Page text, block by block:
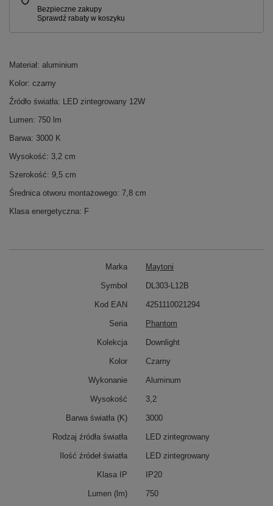
Materiał: aluminium
Kolor: czarny
Źródło światła: LED zintegrowany 12W
Lumen: 750 lm
Barwa: 3000 K
Wysokość: 3,2 cm
Szerokość: 9,5 cm
Średnica otworu montażowego: 7,8 cm
Klasa energetyczna: F
Marka Maytoni
Symbol DL303-L12B
Kod EAN 4251110021294
Seria Phantom
Kolekcja Downlight
Kolor Czarny
Wykonanie Aluminum
Wysokość 3,2
Barwa światła (K) 3000
Rodzaj źródła światła LED zintegrowany
Ilość źródeł światła LED zintegrowany
Klasa IP IP20
Lumen (lm) 750